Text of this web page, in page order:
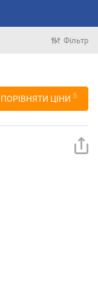
Фільтр
ПОРІВНЯТИ ЦІНИ 5